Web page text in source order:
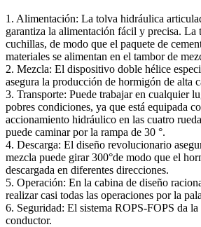
1. Alimentación: La tolva hidráulica
garantiza la alimentación fácil y precisa. La
cuchillas, de modo que el paquete de
materiales se alimentan en el tambor de
2. Mezcla: El dispositivo doble hélice
asegura la producción de hormigón de alta
3. Transporte: Puede trabajar en cualquier
pobres condiciones, ya que está equipada
accionamiento hidráulico en las cuatro
puede caminar por la rampa de 30 °.
4. Descarga: El diseño revolucionario
mezcla puede girar 300°de modo que el
descargada en diferentes direcciones.
5. Operación: En la cabina de diseño
realizar casi todas las operaciones por la
6. Seguridad: El sistema ROPS-FOPS da
conductor.